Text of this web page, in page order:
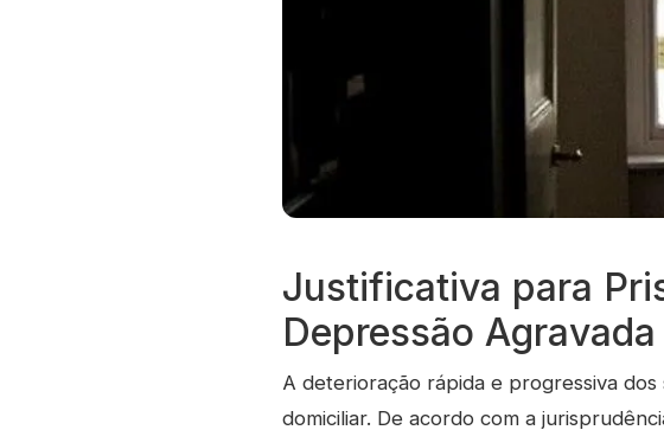
Justificativa para
Depressão Agravada
A deterioração rápida e progressiva
domiciliar. De acordo com a